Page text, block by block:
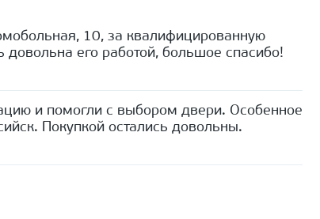
10, за квалифицированную
его работой, большое спасибо!
и помогли с выбором двери. Особенное
Покупкой остались довольны.